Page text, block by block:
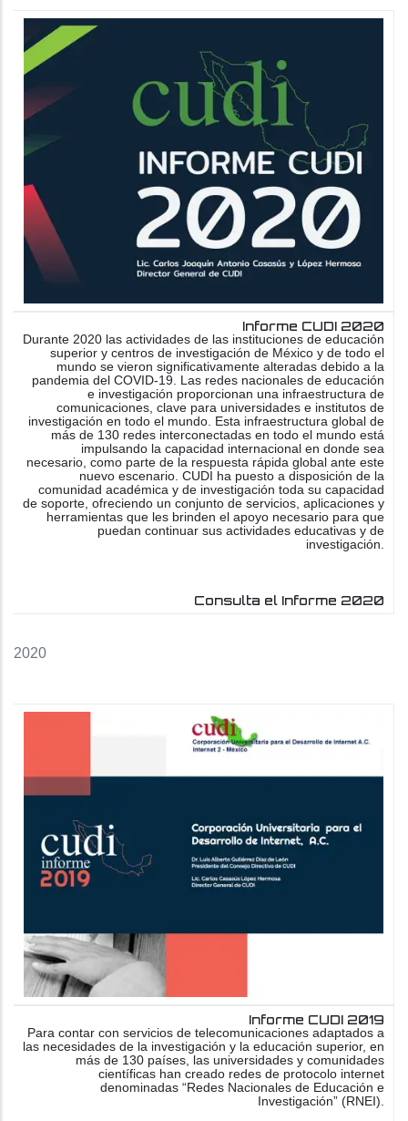
2020
Informe CUDI 2020
Durante 2020 las actividades de las instituciones de educación
superior y centros de investigación de México y de todo el
mundo se vieron significativamente alteradas debido a la
pandemia del COVID-19. Las redes nacionales de educación
e investigación proporcionan una infraestructura de
comunicaciones, clave para universidades e institutos de
investigación en todo el mundo. Esta infraestructura global de
más de 130 redes interconectadas en todo el mundo está
impulsando la capacidad internacional en donde sea
necesario, como parte de la respuesta rápida global ante este
nuevo escenario. CUDI ha puesto a disposición de la
comunidad académica y de investigación toda su capacidad
de soporte, ofreciendo un conjunto de servicios, aplicaciones y
herramientas que les brinden el apoyo necesario para que
puedan continuar sus actividades educativas y de
investigación.
Consulta el Informe 2020
Informe CUDI 2019
Para contar con servicios de telecomunicaciones adaptados a
las necesidades de la investigación y la educación superior, en
más de 130 países, las universidades y comunidades
científicas han creado redes de protocolo internet
denominadas “Redes Nacionales de Educación e
Investigación” (RNEI).